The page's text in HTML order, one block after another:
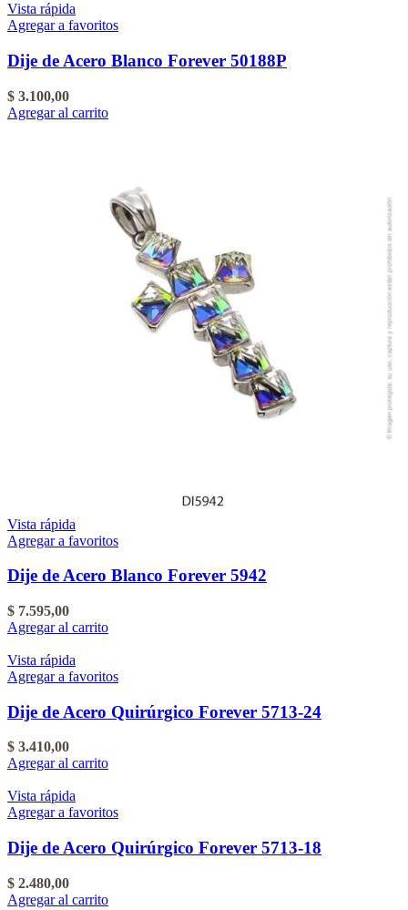
Vista rápida
Agregar a favoritos
Dije de Acero Blanco Forever 50188P
$ 3.100,00
Agregar al carrito
Vista rápida
Agregar a favoritos
Dije de Acero Blanco Forever 5942
$ 7.595,00
Agregar al carrito
Vista rápida
Agregar a favoritos
Dije de Acero Quirúrgico Forever 5713-24
$ 3.410,00
Agregar al carrito
Vista rápida
Agregar a favoritos
Dije de Acero Quirúrgico Forever 5713-18
$ 2.480,00
Agregar al carrito